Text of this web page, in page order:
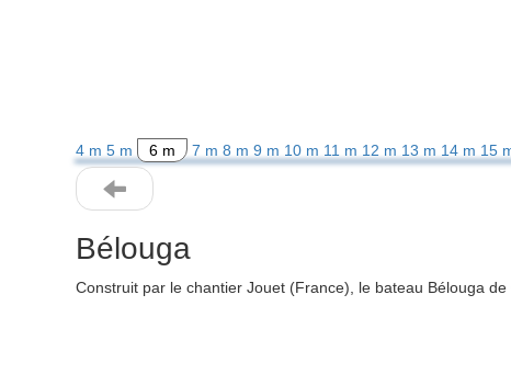
4 m 5 m 6 m 7 m 8 m 9 m 10 m 11 m 12 m 13 m 14 m 15
Bélouga
Construit par le chantier Jouet (France), le bateau Bélouga